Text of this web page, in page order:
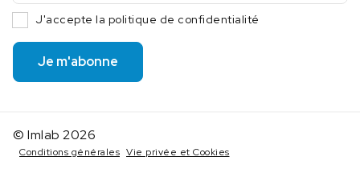
J'accepte la politique de confidentialité
Je m'abonne
© Imlab 2026
Conditions générales Vie privée et Cookies